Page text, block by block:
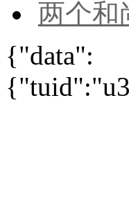
两个和
{"data":